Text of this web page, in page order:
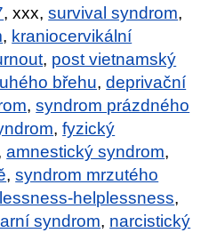
, xxx,survival syndrom,
, kraniocervikální
, post vietnamský
břehu,deprivační
,syndrom prázdného
,fyzický
amnestický syndrom,
,syndrom mrzutého
helplessness,
syndrom, narcistický